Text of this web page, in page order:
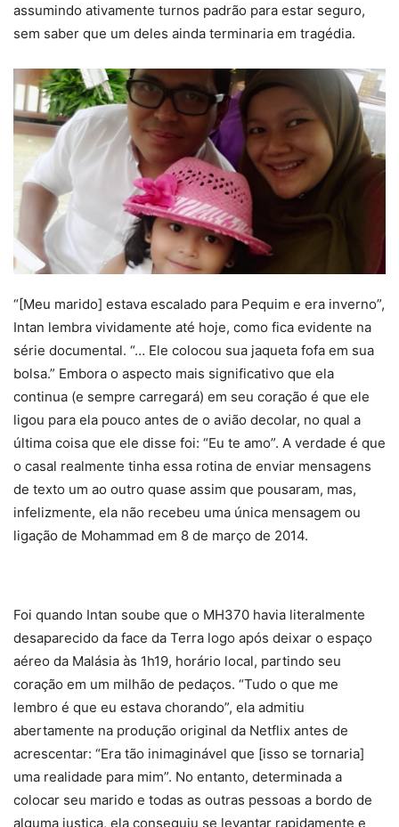
assumindo ativamente turnos padrão para estar seguro,
sem saber que um deles ainda terminaria em tragédia.
“[Meu marido] estava escalado para Pequim e era inverno”,
Intan lembra vividamente até hoje, como fica evidente na
série documental. “… Ele colocou sua jaqueta fofa em sua
bolsa.” Embora o aspecto mais significativo que ela
continua (e sempre carregará) em seu coração é que ele
ligou para ela pouco antes de o avião decolar, no qual a
última coisa que ele disse foi: “Eu te amo”. A verdade é que
o casal realmente tinha essa rotina de enviar mensagens
de texto um ao outro quase assim que pousaram, mas,
infelizmente, ela não recebeu uma única mensagem ou
ligação de Mohammad em 8 de março de 2014.
Foi quando Intan soube que o MH370 havia literalmente
desaparecido da face da Terra logo após deixar o espaço
aéreo da Malásia às 1h19, horário local, partindo seu
coração em um milhão de pedaços. “Tudo o que me
lembro é que eu estava chorando”, ela admitiu
abertamente na produção original da Netflix antes de
acrescentar: “Era tão inimaginável que [isso se tornaria]
uma realidade para mim”. No entanto, determinada a
colocar seu marido e todas as outras pessoas a bordo de
alguma justiça, ela conseguiu se levantar rapidamente e